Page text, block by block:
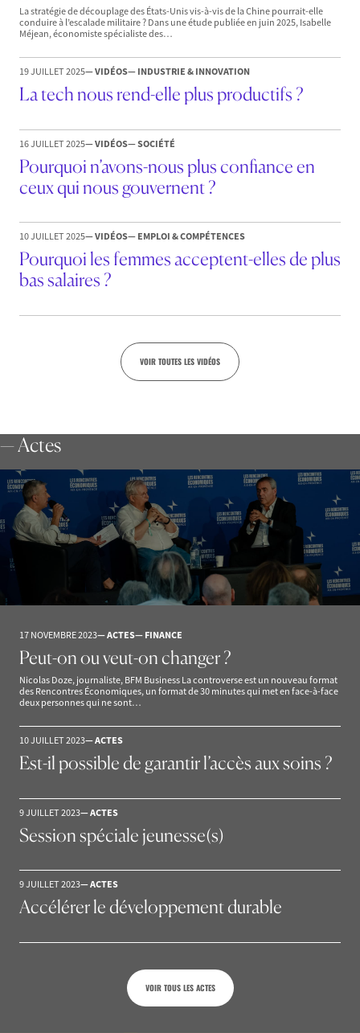
La stratégie de découplage des États-Unis vis-à-vis de la Chine pourrait-elle
conduire à l’escalade militaire ? Dans une étude publiée en juin 2025, Isabelle
Méjean, économiste spécialiste des…
19 JUILLET 2025— VIDÉOS— INDUSTRIE & INNOVATION
La tech nous rend-elle plus productifs ?
16 JUILLET 2025— VIDÉOS— SOCIÉTÉ
Pourquoi n’avons-nous plus confiance en
ceux qui nous gouvernent ?
10 JUILLET 2025— VIDÉOS— EMPLOI & COMPÉTENCES
Pourquoi les femmes acceptent-elles de plus
bas salaires ?
VOIR TOUTES LES VIDÉOS
— Actes
17 NOVEMBRE 2023— ACTES— FINANCE
Peut-on ou veut-on changer ?
Nicolas Doze, journaliste, BFM Business La controverse est un nouveau format
des Rencontres Économiques, un format de 30 minutes qui met en face-à-face
deux personnes qui ne sont…
10 JUILLET 2023— ACTES
Est-il possible de garantir l’accès aux soins ?
9 JUILLET 2023— ACTES
Session spéciale jeunesse(s)
9 JUILLET 2023— ACTES
Accélérer le développement durable
VOIR TOUS LES ACTES